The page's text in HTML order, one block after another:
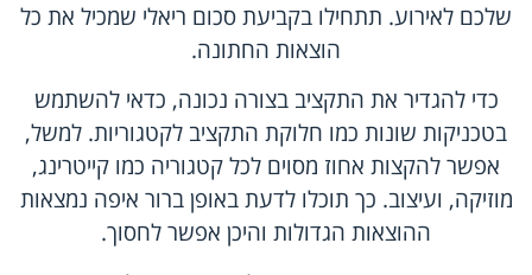
שלכם לאירוע. תתחילו בקביעת סכום ריאלי שמכיל את כל
הוצאות החתונה.
כדי להגדיר את התקציב בצורה נכונה, כדאי להשתמש
בטכניקות שונות כמו חלוקת התקציב לקטגוריות. למשל,
אפשר להקצות אחוז מסוים לכל קטגוריה כמו קייטרינג,
מוזיקה, ועיצוב. כך תוכלו לדעת באופן ברור איפה נמצאות
ההוצאות הגדולות והיכן אפשר לחסוך.